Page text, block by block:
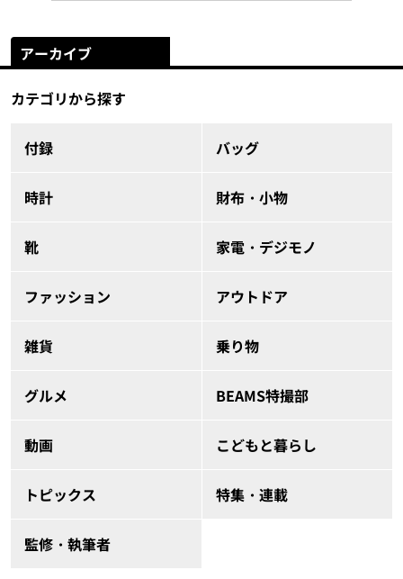
アーカイブ
カテゴリから探す
付録 バッグ
時計 財布・小物
靴 家電・デジモノ
ファッション アウトドア
雑貨 乗り物
グルメ BEAMS特撮部
動画 こどもと暮らし
トピックス 特集・連載
監修・執筆者